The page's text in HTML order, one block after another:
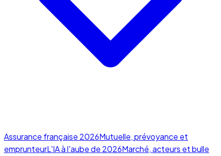
Assurance française 2026Mutuelle, prévoyance et
emprunteurL'IA à l'aube de 2026Marché, acteurs et bulle